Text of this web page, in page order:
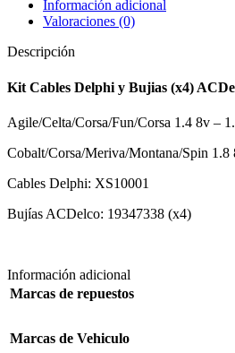
Información adicional
Valoraciones (0)
Descripción
Kit Cables Delphi y Bujias (x4)
Agile/Celta/Corsa/Fun/Corsa 1.4 8v –
Cobalt/Corsa/Meriva/Montana/Spin 1.8
Cables Delphi: XS10001
Bujías ACDelco: 19347338 (x4)
Información adicional
Marcas de repuestos
Marcas de Vehiculo